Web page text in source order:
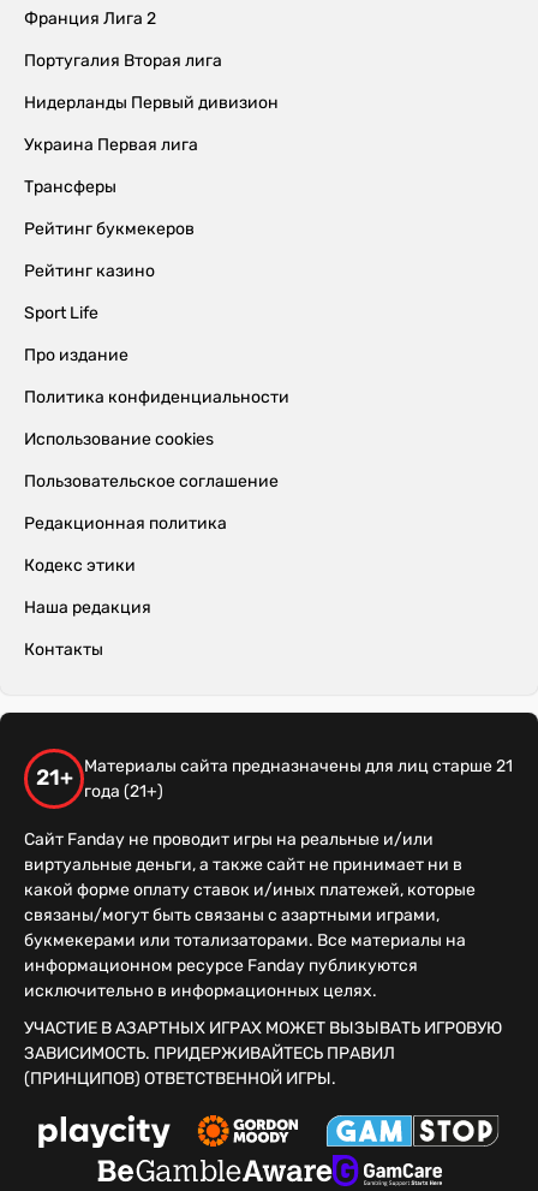
Франция Лига 2
Португалия Вторая лига
Нидерланды Первый дивизион
Украина Первая лига
Трансферы
Рейтинг букмекеров
Рейтинг казино
Sport Life
Про издание
Политика конфиденциальности
Использование cookies
Пользовательское соглашение
Редакционная политика
Кодекс этики
Наша редакция
Контакты
21+
Материалы сайта предназначены для лиц старше 21
года (21+)
Сайт Fanday не проводит игры на реальные и/или
виртуальные деньги, а также сайт не принимает ни в
какой форме оплату ставок и/иных платежей, которые
связаны/могут быть связаны с азартными играми,
букмекерами или тотализаторами. Все материалы на
информационном ресурсе Fanday публикуются
исключительно в информационных целях.
УЧАСТИЕ В АЗАРТНЫХ ИГРАХ МОЖЕТ ВЫЗЫВАТЬ ИГРОВУЮ
ЗАВИСИМОСТЬ. ПРИДЕРЖИВАЙТЕСЬ ПРАВИЛ
(ПРИНЦИПОВ) ОТВЕТСТВЕННОЙ ИГРЫ.